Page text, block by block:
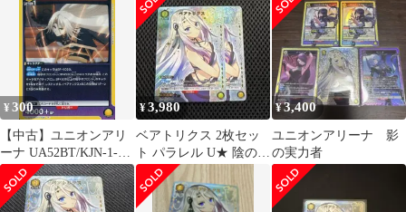
U★
ンコモン★） 黄
¥300
【中古】ユニオンアリ
ーナ UA52BT/KJN-1-
028[R]：ベアトリクス
¥3,980
ベアトリクス 2枚セッ
ト パラレル U★ 陰の実
力者になりたくて
¥3,400
ユニオンアリーナ 影
の実力者